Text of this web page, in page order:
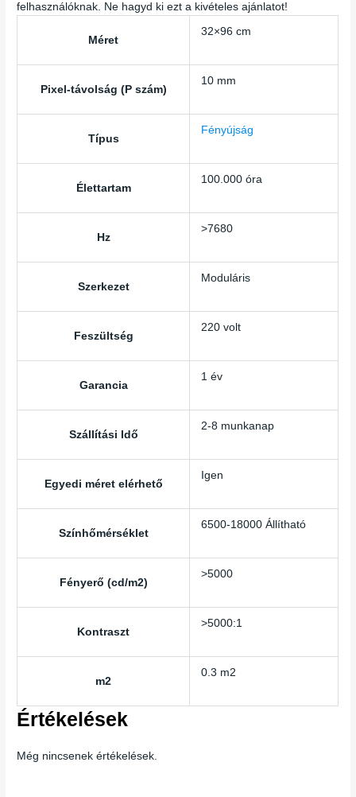
felhasználóknak. Ne hagyd ki ezt a kivételes ajánlatot!
Méret
32×96 cm
Pixel-távolság (P szám)
10 mm
Típus
Fényújság
Élettartam
100.000 óra
Hz
>7680
Szerkezet
Moduláris
Feszültség
220 volt
Garancia
1 év
Szállítási Idő
2-8 munkanap
Egyedi méret elérhető
Igen
Színhőmérséklet
6500-18000 Állítható
Fényerő (cd/m2)
>5000
Kontraszt
>5000:1
m2
0.3 m2
Értékelések
Még nincsenek értékelések.